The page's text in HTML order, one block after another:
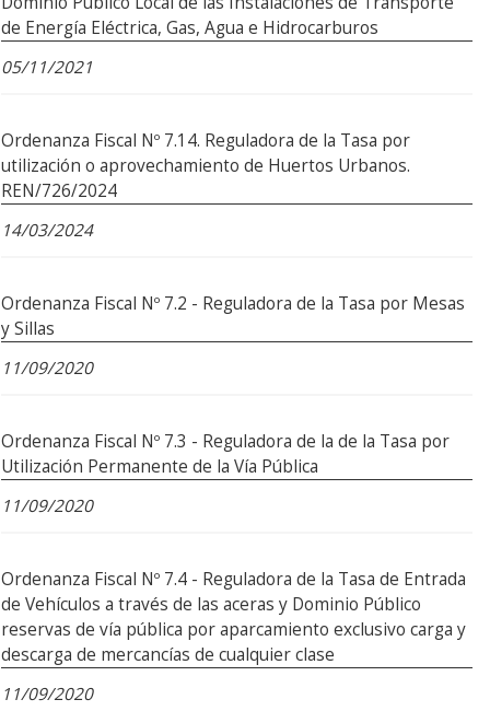
de Energía Eléctrica, Gas, Agua e Hidrocarburos
05/11/2021
Ordenanza Fiscal Nº 7.14. Reguladora de la Tasa por
utilización o aprovechamiento de Huertos Urbanos.
REN/726/2024
14/03/2024
Ordenanza Fiscal Nº 7.2 - Reguladora de la Tasa por Mesas
y Sillas
11/09/2020
Ordenanza Fiscal Nº 7.3 - Reguladora de la de la Tasa por
Utilización Permanente de la Vía Pública
11/09/2020
Ordenanza Fiscal Nº 7.4 - Reguladora de la Tasa de Entrada
de Vehículos a través de las aceras y Dominio Público
reservas de vía pública por aparcamiento exclusivo carga y
descarga de mercancías de cualquier clase
11/09/2020